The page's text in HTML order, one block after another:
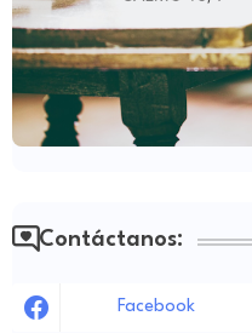
Contáctanos:
Facebook